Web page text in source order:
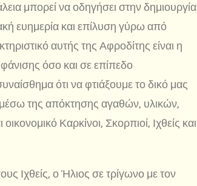
μπορεί να οδηγήσει στην δημιουργία
ευημερία και επίλυση γύρω από
αυτής της Αφροδίτης είναι η
όσο και σε επίπεδο
ότι να φτιάξουμε το δικό μας
μέσω της απόκτησης αγαθών, υλικών,
Καρκίνοι, Σκορπιοί, Ιχθείς και
Ιχθείς, ο Ήλιος σε τρίγωνο με τον